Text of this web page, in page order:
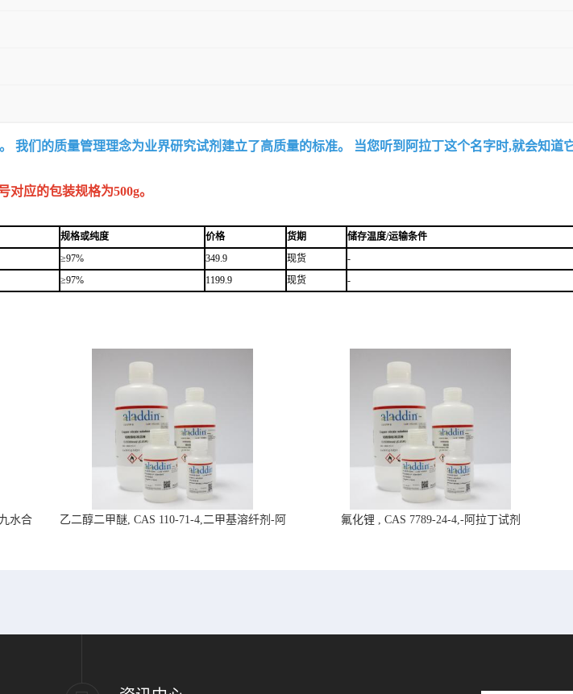
我们的质量管理理念为业界研究试剂建立了高质量的标准。 当您听到阿拉丁这个名字时,就会知道
应的包装规格为500g。
规格或纯度 价格 货期
储存温度/运输条件
≥97% 349.9 现货
-
≥97% 1199.9 现货 -
水合
乙二醇二甲醚, CAS 110-71-4,二甲基溶纤剂-阿
氟化锂 , CAS 7789-24-4,-阿拉丁试剂